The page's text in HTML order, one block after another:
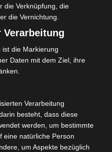
2
Sporting Club Moknine
(SCM)
Décembre Sidi Bouzid
1
0
Association sportive de
l'Ariana (ASA)
Décembre Sidi Bouzid
Ligue 2 Pro
die Verknüpfung, die
die Vernichtung.
ist die Markierung
Daten mit dem Ziel, ihre
Verarbeitung
besteht, dass diese
werden, um bestimmte
eine natürliche Person
um Aspekte bezüglich